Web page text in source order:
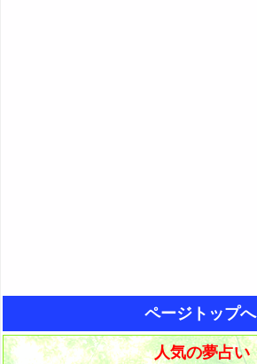
ページトップへ
人気の夢占い